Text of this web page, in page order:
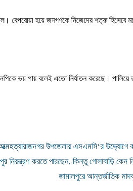
বেপরোয়া হয়ে জনগণকে নিজেদের শত্রু
ভয় পায় বলেই এতো নির্যাতন করেছে। পালিয়ে
রাজনগর উপজেলায় এসএমসি‘র উদ্দ্যোগে
নিয়ন্ত্রণ করতে পারছেন, কিন্তু গোলাবাড়ি
জামালপুরে আন্তর্জাতিক